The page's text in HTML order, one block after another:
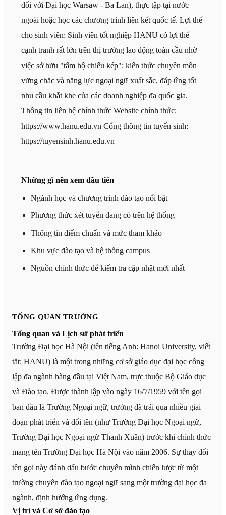
đổi với Đại học Warsaw - Ba Lan), thực tập tại nước
ngoài hoặc học các chương trình liên kết quốc tế. Lợi thế
cho sinh viên: Sinh viên tốt nghiệp HANU có lợi thế
cạnh tranh rất lớn trên thị trường lao động toàn cầu nhờ
việc sở hữu "tấm hộ chiếu kép": kiến thức chuyên môn
vững chắc và năng lực ngoại ngữ xuất sắc, đáp ứng tốt
nhu cầu khắt khe của các doanh nghiệp đa quốc gia.
Thông tin liên hệ chính thức Website chính thức:
https://www.hanu.edu.vn Cổng thông tin tuyển sinh:
https://tuyensinh.hanu.edu.vn
Những gì nên xem đầu tiên
Ngành học và chương trình đào tạo nổi bật
Phương thức xét tuyển đang có trên hệ thống
Thông tin điểm chuẩn và mức tham khảo
Khu vực đào tạo và hệ thống campus
Nguồn chính thức để kiểm tra cập nhật mới nhất
TỔNG QUAN TRƯỜNG
Tổng quan và Lịch sử phát triển
Trường Đại học Hà Nội (tên tiếng Anh: Hanoi University, viết
tắt: HANU) là một trong những cơ sở giáo dục đại học công
lập đa ngành hàng đầu tại Việt Nam, trực thuộc Bộ Giáo dục
và Đào tạo. Được thành lập vào ngày 16/7/1959 với tên gọi
ban đầu là Trường Ngoại ngữ, trường đã trải qua nhiều giai
đoạn phát triển và đổi tên (như Trường Đại học Ngoại ngữ,
Trường Đại học Ngoại ngữ Thanh Xuân) trước khi chính thức
mang tên Trường Đại học Hà Nội vào năm 2006. Sự thay đổi
tên gọi này đánh dấu bước chuyển mình chiến lược từ một
trường chuyên đào tạo ngoại ngữ sang một trường đại học đa
ngành, định hướng ứng dụng.
Vị trí và Cơ sở đào tạo